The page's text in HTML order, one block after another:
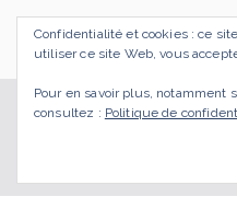
Aller
SI J'OSAIS
Bilan de Compétences
Confidentialité et cookies : ce
utiliser ce site Web, vous
Pour en savoir plus, notamment
consultez : Politique de